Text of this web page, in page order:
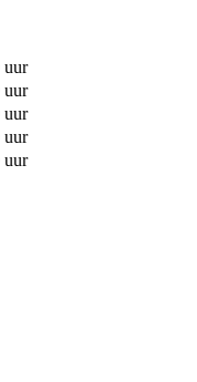
uur
uur
uur
uur
uur